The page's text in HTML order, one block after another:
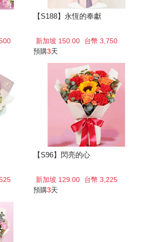
【S188】永恆的奉獻
新加坡 150.00
台幣 3,750
預購3天
【S96】閃亮的心
新加坡 129.00
台幣 3,225
預購3天